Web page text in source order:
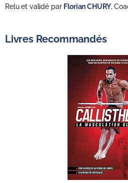
Relu et validé par Florian CHURY,
Livres Recommandés